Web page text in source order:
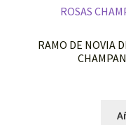
RAMO DE NOVIA